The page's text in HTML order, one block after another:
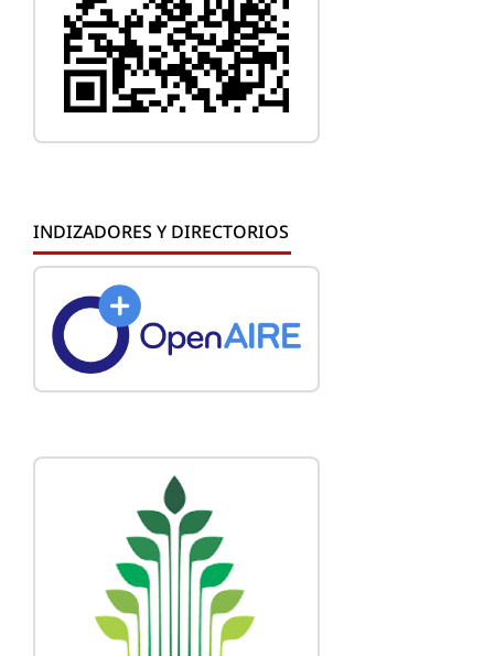
INDIZADORES Y DIRECTORIOS